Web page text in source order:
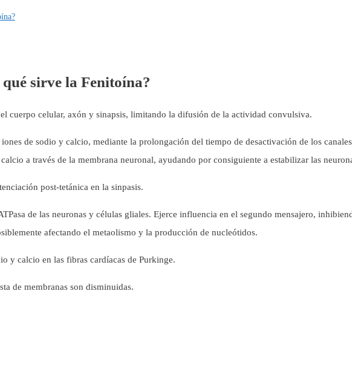
sirve la Fenitoína?
cuerpo celular, axón y sinapsis, limitando la difusión de la actividad convulsiva.
de sodio y calcio, mediante la prolongación del tiempo de desactivación de los
a través de la membrana neuronal, ayudando por consiguiente a estabilizar las
post-tetánica en la sinpasis.
de las neuronas y células gliales. Ejerce influencia en el segundo mensajero,
afectando el metaolismo y la producción de nucleótidos.
y calcio en las fibras cardíacas de Purkinge.
de membranas son disminuidas.